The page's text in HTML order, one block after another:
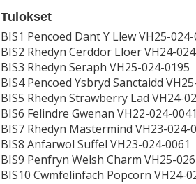
Tulokset
BIS1 Pencoed Dant Y Llew VH25-
BIS2 Rhedyn Cerddor Lloer VH24-
BIS3 Rhedyn Seraph VH25-024-0195
BIS4 Pencoed Ysbryd Sanctaidd
BIS5 Rhedyn Strawberry Lad VH24-
BIS6 Felindre Gwenan VH22-024-0041
BIS7 Rhedyn Mastermind VH23-024-
BIS8 Anfarwol Suffel VH23-024-0061
BIS9 Penfryn Welsh Charm VH25-
BIS10 Cwmfelinfach Popcorn VH24-